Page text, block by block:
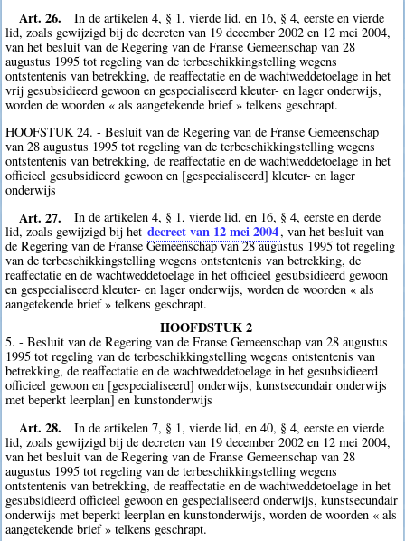
Art. 26.
In de artikelen 4, § 1, vierde lid, en 16, § 4, eerste en vierde
lid, zoals gewijzigd bij de decreten van 19 december 2002 en 12 mei 2004,
van het besluit van de Regering van de Franse Gemeenschap van 28
augustus 1995 tot regeling van de terbeschikkingstelling wegens
ontstentenis van betrekking, de reaffectatie en de wachtweddetoelage in het
vrij gesubsidieerd gewoon en gespecialiseerd kleuter- en lager onderwijs,
worden de woorden « als aangetekende brief » telkens geschrapt.
HOOFSTUK 24. - Besluit van de Regering van de Franse Gemeenschap
van 28 augustus 1995 tot regeling van de terbeschikkingstelling wegens
ontstentenis van betrekking, de reaffectatie en de wachtweddetoelage in het
officieel gesubsidieerd gewoon en [gespecialiseerd] kleuter- en lager
onderwijs
Art. 27.
In de artikelen 4, § 1, vierde lid, en 16, § 4, eerste en derde
lid, zoals gewijzigd bij het decreet van 12 mei 2004, van het besluit van
de Regering van de Franse Gemeenschap van 28 augustus 1995 tot regeling
van de terbeschikkingstelling wegens ontstentenis van betrekking, de
reaffectatie en de wachtweddetoelage in het officieel gesubsidieerd gewoon
en gespecialiseerd kleuter- en lager onderwijs, worden de woorden « als
aangetekende brief » telkens geschrapt.
HOOFDSTUK 2
5. - Besluit van de Regering van de Franse Gemeenschap van 28 augustus
1995 tot regeling van de terbeschikkingstelling wegens ontstentenis van
betrekking, de reaffectatie en de wachtweddetoelage in het gesubsidieerd
officieel gewoon en [gespecialiseerd] onderwijs, kunstsecundair onderwijs
met beperkt leerplan] en kunstonderwijs
Art. 28.
In de artikelen 7, § 1, vierde lid, en 40, § 4, eerste en vierde
lid, zoals gewijzigd bij de decreten van 19 december 2002 en 12 mei 2004,
van het besluit van de Regering van de Franse Gemeenschap van 28
augustus 1995 tot regeling van de terbeschikkingstelling wegens
ontstentenis van betrekking, de reaffectatie en de wachtweddetoelage in het
gesubsidieerd officieel gewoon en gespecialiseerd onderwijs, kunstsecundair
onderwijs met beperkt leerplan en kunstonderwijs, worden de woorden « als
aangetekende brief » telkens geschrapt.